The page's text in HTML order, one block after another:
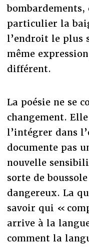
particulier la
l’endroit le plus
même
différent.
La poésie ne se
changement.
l’intégrer dans
documente pas
nouvelle
sorte de
dangereux. La
savoir qui «
arrive à la
comment la